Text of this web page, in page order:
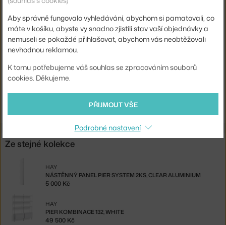
Barva:
Materiál:
hliník, práškově lakovaná ocel
Komponenty sestav: hotové konfigurace
Kód produktu
HAY-AB846-B666-AI80
EAN
5710441388661
Ste zo Slovenska? Prejdite naPier kombinácia 132, black
Shopping from the EU? Switch toPier Combination 132, black
Ze stejné kolekce
NÁSTĚNNÝ PANEL PIER SYSTEM 2KS, CLEAR ALUMINIUM
HAY
5 000 Kč
PIER KOMBINACE 132, WHITE
HAY
49 500 Kč
Aby správně fungovalo vyhledávání, abychom si pamatovali, co
máte v košíku, abyste vy snadno zjistili stav vaší objednávky a
nemuseli se pokaždé přihlašovat, abychom vás neobtěžovali
nevhodnou reklamou.
K tomu potřebujeme váš souhlas se zpracováním souborů
cookies. Děkujeme.
PŘIJMOUT VŠE
Podrobné nastavení